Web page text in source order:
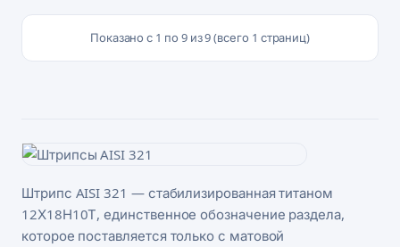
Показано с 1 по 9 из 9 (всего 1 страниц)
Штрипс AISI 321 — стабилизированная титаном
12Х18Н10Т, единственное обозначение раздела,
которое поставляется только с матовой